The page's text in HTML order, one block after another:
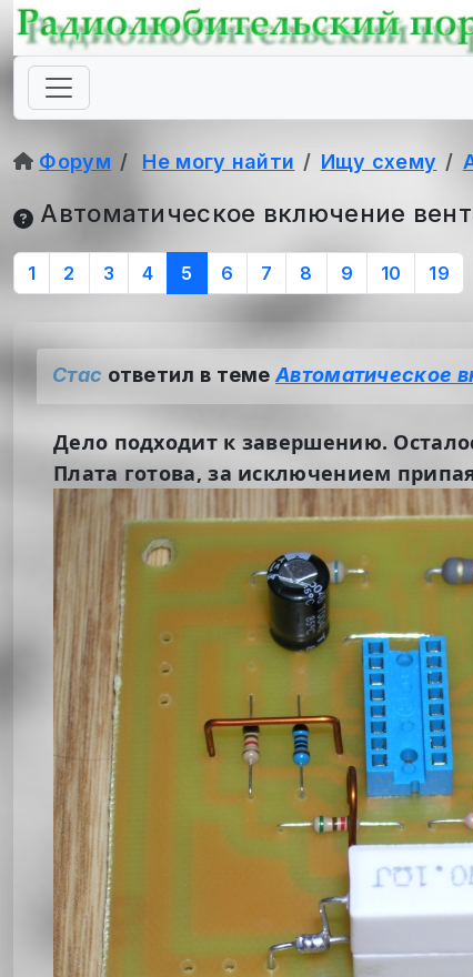
Форум Не могу найти Ищу схему
Автоматическое включение
1 2 3 4 5 6 7 8 9 10 19
Стас ответил в темеАвтоматическое
Дело подходит к завершению.
Плата готова, за исключением